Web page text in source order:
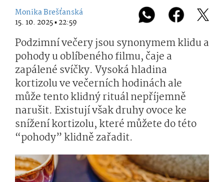
Monika Brešťanská
15. 10. 2025 ▪ 22:59
Podzimní večery jsou synonymem klidu a
pohody u oblíbeného filmu, čaje a
zapálené svíčky. Vysoká hladina
kortizolu ve večerních hodinách ale
může tento klidný rituál nepříjemně
narušit. Existují však druhy ovoce ke
snížení kortizolu, které můžete do této
“pohody” klidně zařadit.